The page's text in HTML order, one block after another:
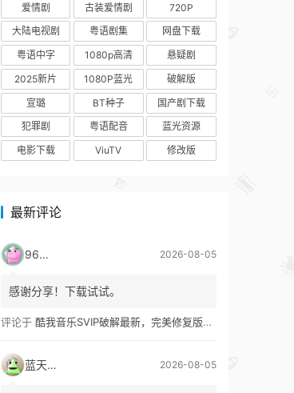
爱情剧
古装爱情剧
720P
大陆电视剧
粤语剧集
网盘下载
粤语中字
1080p高清
悬疑剧
2025新片
1080P蓝光
破解版
宣璐
BT种子
国产剧下载
犯罪剧
粤语配音
蓝光资源
电影下载
ViuTV 修改版
最新评论
9627 2026-08-05
感谢分享！下载试试。
评论于 酷我音乐SVIP破解最新，完美修复版！支持安卓+车机+pc版！
蓝天真蓝 2026-08-05